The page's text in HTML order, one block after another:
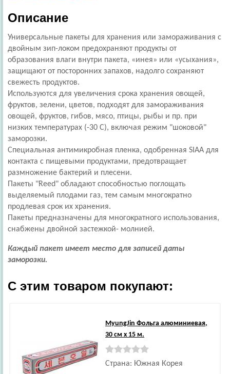
Описание
Универсальные пакеты для хранения или замораживания с
двойным зип-локом предохраняют продукты от
образования влаги внутри пакета, «инея» или «усыхания»,
защищают от посторонних запахов, надолго сохраняют
свежесть продуктов.
Используются для увеличения срока хранения овощей,
фруктов, зелени, цветов, подходят для замораживания
овощей, фруктов, гибов, мясо, птицы, рыбы и пр. при
низких температурах (-30 C), включая режим "шоковой"
заморозки.
Специальная антимикробная пленка, одобренная SIAA для
контакта с пищевыми продуктами, предотвращает
размножение бактерий и плесени.
Пакеты "Reed" обладают способностью поглощать
выделяемый плодами газ, тем самым многократно
продлевая срок их хранения.
Пакеты предназначены для многократного использования,
снабжены двойной застежкой- молнией.
Каждый пакет имеет место для записей даты
заморозки.
С этим товаром покупают:
MyungJin Фольга алюминиевая,
30 см х 15 м.
Страна: Южная Корея